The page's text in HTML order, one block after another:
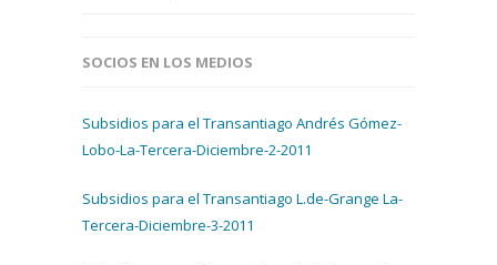
SOCIOS EN LOS MEDIOS
Subsidios para el Transantiago Andrés Gómez-
Lobo-La-Tercera-Diciembre-2-2011
Subsidios para el Transantiago L.de-Grange La-
Tercera-Diciembre-3-2011